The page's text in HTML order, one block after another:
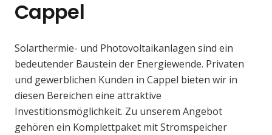
Cappel
Solarthermie- und Photovoltaikanlagen sind ein
bedeutender Baustein der Energiewende. Privaten
und gewerblichen Kunden in Cappel bieten wir in
diesen Bereichen eine attraktive
Investitionsmöglichkeit. Zu unserem Angebot
gehören ein Komplettpaket mit Stromspeicher